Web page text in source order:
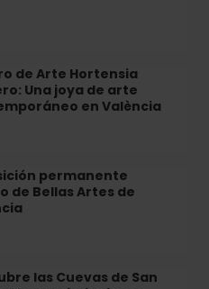
de Arte Hortensia
Una joya de arte
en València
permanente
de Bellas Artes de
las Cuevas de San